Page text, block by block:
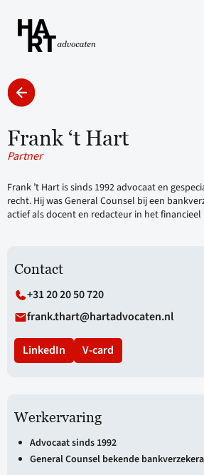
Frank ‘t Hart
Partner
Frank ’t Hart is sinds 1992 advocaat en
recht. Hij was General Counsel bij een
actief als docent en redacteur in het financieel
Contact
+31 20 20 50 720
frank.thart@hartadvocaten.nl
LinkedIn V-card
Werkervaring
Advocaat sinds 1992
General Counsel bekende